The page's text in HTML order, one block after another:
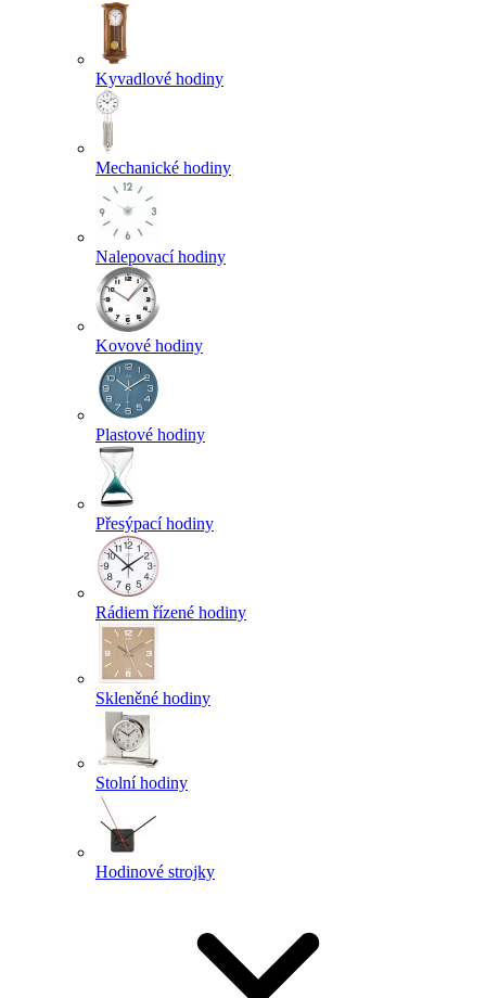
Kyvadlové hodiny
Mechanické hodiny
Nalepovací hodiny
Kovové hodiny
Plastové hodiny
Přesýpací hodiny
Rádiem řízené hodiny
Skleněné hodiny
Stolní hodiny
Hodinové strojky